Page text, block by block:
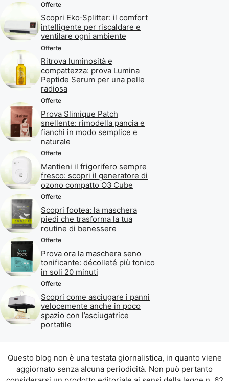
Offerte
Scopri Eko‑Splitter: il comfort
intelligente per riscaldare e
ventilare ogni ambiente
Offerte
Ritrova luminosità e
compattezza: prova Lumina
Peptide Serum per una pelle
radiosa
Offerte
Prova Slimique Patch
snellente: rimodella pancia e
fianchi in modo semplice e
naturale
Offerte
Mantieni il frigorifero sempre
fresco: scopri il generatore di
ozono compatto O3 Cube
Offerte
Scopri footea: la maschera
piedi che trasforma la tua
routine di benessere
Offerte
Prova ora la maschera seno
tonificante: décolleté più tonico
in soli 20 minuti
Offerte
Scopri come asciugare i panni
velocemente anche in poco
spazio con l’asciugatrice
portatile
Questo blog non è una testata giornalistica, in quanto viene
aggiornato senza alcuna periodicità. Non può pertanto